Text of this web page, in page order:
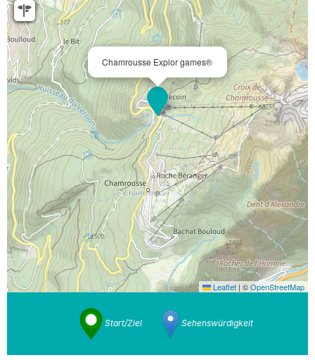
Chamrousse Explor games®
Leaflet | ©OpenStreetMap
Start/Ziel Sehenswürdigkeit